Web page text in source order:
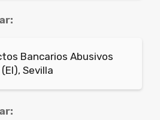
Bancarios Abusivos
Sevilla